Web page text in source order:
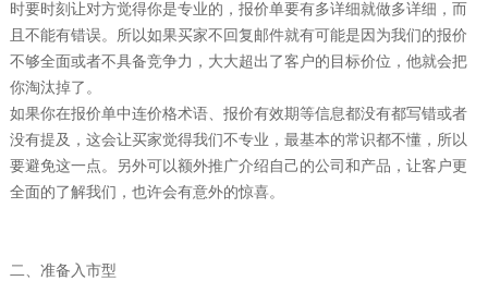
时要时刻让对方觉得你是专业的，报价单要有多详细就做多详细，而
且不能有错误。所以如果买家不回复邮件就有可能是因为我们的报价
不够全面或者不具备竞争力，大大超出了客户的目标价位，他就会把
你淘汰掉了。
如果你在报价单中连价格术语、报价有效期等信息都没有都写错或者
没有提及，这会让买家觉得我们不专业，最基本的常识都不懂，所以
要避免这一点。另外可以额外推广介绍自己的公司和产品，让客户更
全面的了解我们，也许会有意外的惊喜。
二、准备入市型